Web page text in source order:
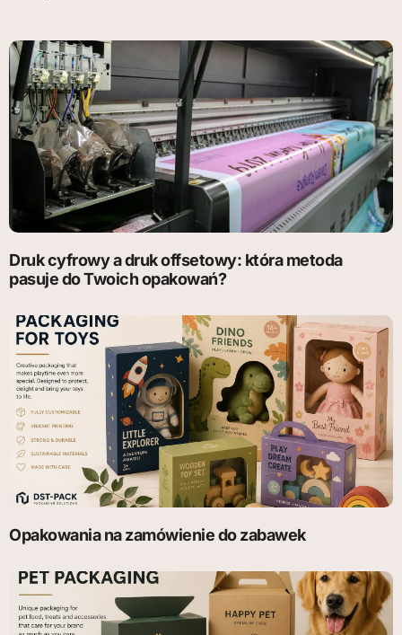
Druk cyfrowy a druk offsetowy: która metoda
pasuje do Twoich opakowań?
Opakowania na zamówienie do zabawek